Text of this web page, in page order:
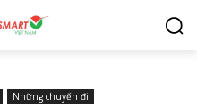
Những chuyến đi